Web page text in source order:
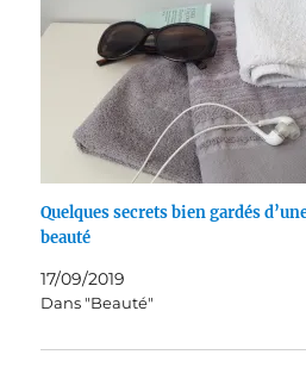
Quelques secrets bien gardés
beauté
17/09/2019
Dans "Beauté"